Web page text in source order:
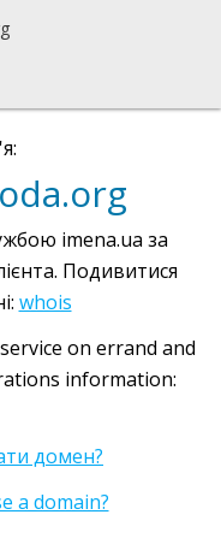
imena.ua за
Подивитися
whois
on errand and
information:
домен?
a domain?